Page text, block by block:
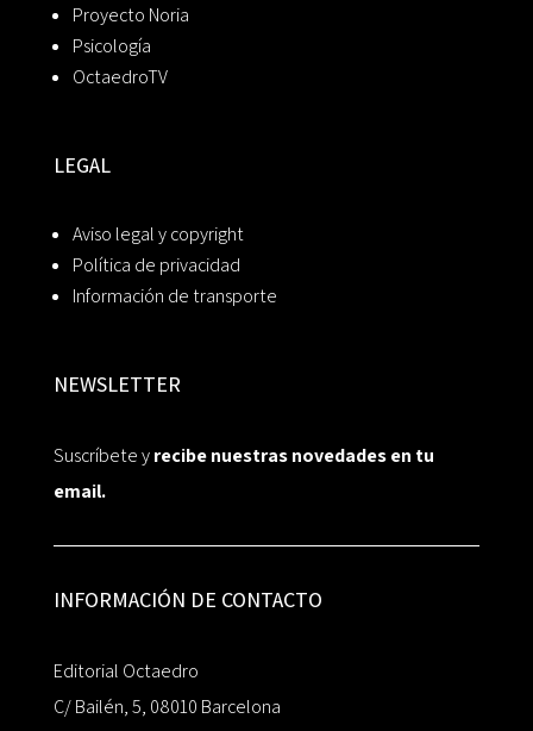
Proyecto Noria
Psicología
OctaedroTV
LEGAL
Aviso legal y copyright
Política de privacidad
Información de transporte
NEWSLETTER
Suscríbete yrecibe nuestras novedades en tu
email.
INFORMACIÓN DE CONTACTO
Editorial Octaedro
C/ Bailén, 5, 08010 Barcelona